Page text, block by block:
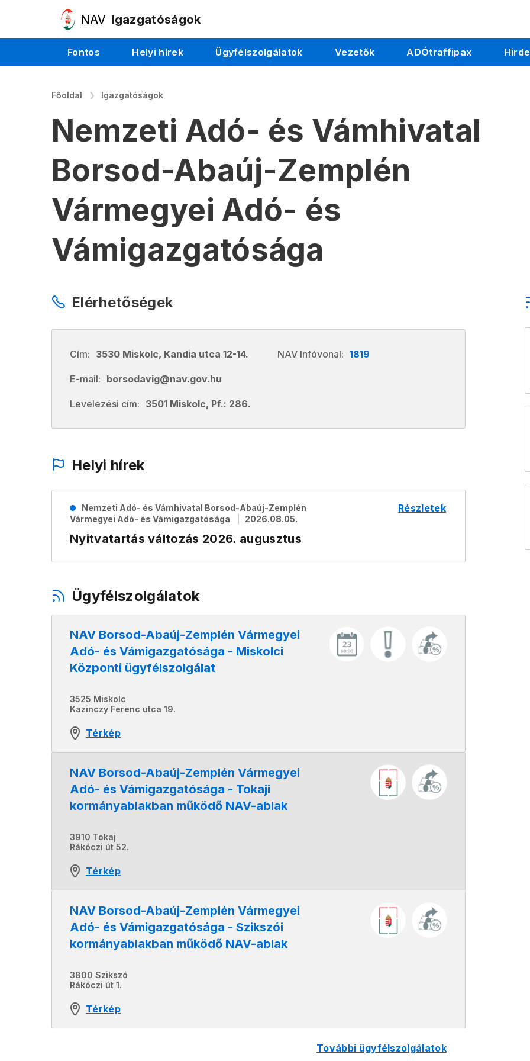
Igazgatóságok
Fontos Helyi hírek Ügyfélszolgálatok Vezetők ADÓtraffipax
Főoldal Igazgatóságok
Nemzeti Adó- és Vámhivatal
Borsod-Abaúj-Zemplén
Vármegyei Adó- és
Vámigazgatósága
Elérhetőségek
Cím: 3530 Miskolc, Kandia utca 12-14.
E-mail: borsodavig@nav.gov.hu
Levelezési cím: 3501 Miskolc, Pf.: 286.
NAV Infóvonal: 1819
Helyi hírek
Nemzeti Adó- és Vámhivatal Borsod-Abaúj-Zemplén
Vármegyei Adó- és Vámigazgatósága
2026.08.05.
Nyitvatartás változás 2026. augusztus
Részletek
Ügyfélszolgálatok
NAV Borsod-Abaúj-Zemplén Vármegyei
Adó- és Vámigazgatósága - Miskolci
Központi ügyfélszolgálat
3525 Miskolc
Kazinczy Ferenc utca 19.
Térkép
NAV Borsod-Abaúj-Zemplén Vármegyei
Adó- és Vámigazgatósága - Tokaji
kormányablakban működő NAV-ablak
3910 Tokaj
Rákóczi út 52.
Térkép
NAV Borsod-Abaúj-Zemplén Vármegyei
Adó- és Vámigazgatósága - Szikszói
kormányablakban működő NAV-ablak
3800 Szikszó
Rákóczi út 1.
Térkép
további ügyfélszolgálatok